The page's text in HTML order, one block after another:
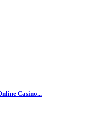
Casino...